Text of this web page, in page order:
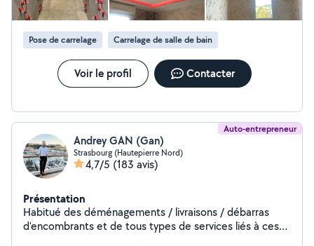
Pose de carrelage Carrelage de salle de bain
Voir le profil Contacter
Auto-entrepreneur
Andrey GAN (Gan)
Strasbourg (Hautepierre Nord)
4,7/5 (183 avis)
Présentation
Habitué des déménagements / livraisons / débarras
d'encombrants et de tous types de services liés à ces